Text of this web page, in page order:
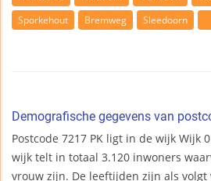
Sporkehout
Bremweg Sleedoorn
Demografische gegevens van
Postcode 7217 PK ligt in de wijk Wijk
wijk telt in totaal 3.120 inwoners
vrouw zijn. De leeftijden zijn als volgt